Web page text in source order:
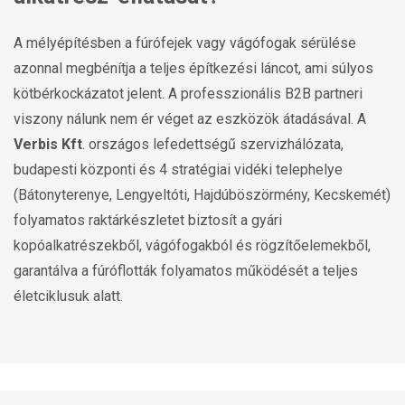
A mélyépítésben a fúrófejek vagy vágófogak sérülése
azonnal megbénítja a teljes építkezési láncot, ami súlyos
kötbérkockázatot jelent. A professzionális B2B partneri
viszony nálunk nem ér véget az eszközök átadásával. A
Verbis Kft. országos lefedettségű szervizhálózata,
budapesti központi és 4 stratégiai vidéki telephelye
(Bátonyterenye, Lengyeltóti, Hajdúböszörmény, Kecskemét)
folyamatos raktárkészletet biztosít a gyári
kopóalkatrészekből, vágófogakból és rögzítőelemekből,
garantálva a fúróflották folyamatos működését a teljes
életciklusuk alatt.